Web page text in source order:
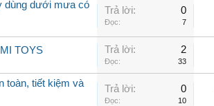
dùng dưới mưa có
Trả lời: 0
Đọc: 7
TOYS Trả lời: 2
Đọc: 33
toàn, tiết kiệm và
Trả lời: 0
Đọc: 10